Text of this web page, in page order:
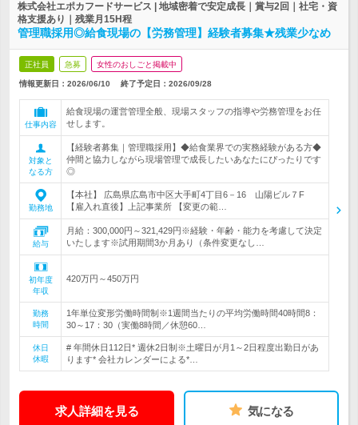
株式会社エポカフードサービス | 地域密着で安定成長｜賞与2回｜社宅・資
格支援あり｜残業月15H程
管理職採用◎給食現場の【労務管理】経験者募集★残業少なめ
正社員 急募 女性のおしごと掲載中
情報更新日：2026/06/10 終了予定日： 2026/09/28
仕事内容
給食現場の運営管理全般、現場スタッフの指導や労務管理をお任
せします。
対象と
なる方
【経験者募集｜管理職採用】◆給食業界での実務経験がある方◆
仲間と協力しながら現場管理で成長したいあなたにぴったりです
◎
勤務地
【本社】 広島県広島市中区大手町4丁目6－16 山陽ビル７F
【雇入れ直後】上記事業所 【変更の範…
給与
月給：300,000円～321,429円※経験・年齢・能力を考慮して決定
いたします※試用期間3か月あり（条件変更なし…
初年度
年収
420万円～450万円
勤務
時間
1年単位変形労働時間制※1週間当たりの平均労働時間40時間8：
30～17：30（実働8時間／休憩60…
休日
休暇
# 年間休日112日* 週休2日制※土曜日が月1～2日程度出勤日があ
ります* 会社カレンダーによる*…
求人詳細を見る 気になる